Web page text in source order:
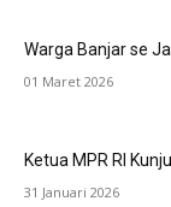
Warga Banjar se
01 Maret 2026
Ketua MPR RI
31 Januari 2026